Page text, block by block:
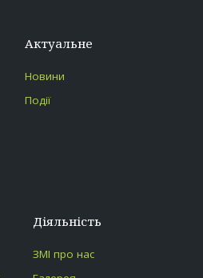
Актуальне
Новини
Події
Діяльність
ЗМІ про нас